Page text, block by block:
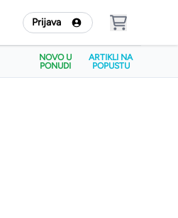
Prijava
NOVO U
PONUDI
ARTIKLI NA
POPUSTU